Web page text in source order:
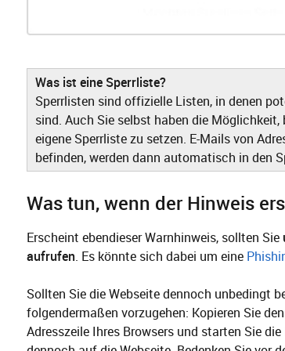
Was ist eine Sperrliste?
Sperrlisten sind offizielle Listen, in denen
sind. Auch Sie selbst haben die
eigene Sperrliste zu setzen. E-Mails von
befinden, werden dann automatisch in den
Was tun, wenn der Hinweis
Erscheint ebendieser Warnhinweis, sollten Sie
aufrufen. Es könnte sich dabei um eine
Sollten Sie die Webseite dennoch unbedingt
folgendermaßen vorzugehen: Kopieren Sie
Adresszeile Ihres Browsers und starten Sie